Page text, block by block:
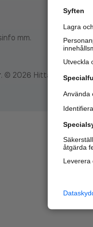
mm.
. © 2026 Hitta.se
Syften
Lagra
Utveckla
Använda
åtgärda
Leverera